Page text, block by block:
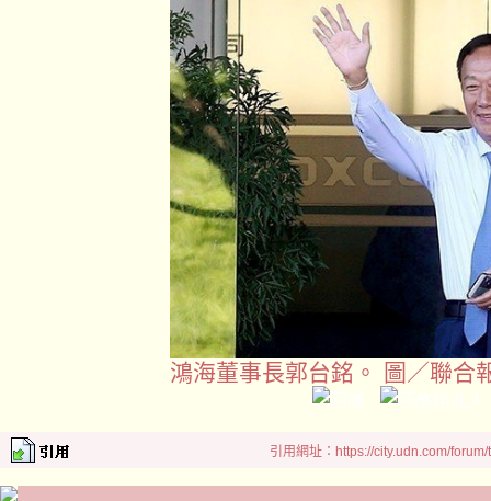
鴻海董事長郭台銘。 圖／聯合
引用網址：https://city.udn.com/